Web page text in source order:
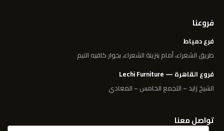
فروعنا
فرع دمياط
طريق الشعراء، أمام بنزينة الشعراء، بجوار كافيه التيم
فروع القاهرة — Lechi Furniture
الشيخ زايد – التجمع الخامس – المعادي
تواصل معنا